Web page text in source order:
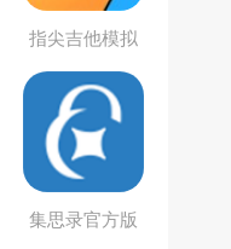
指尖吉他模拟
器
集思录官方版